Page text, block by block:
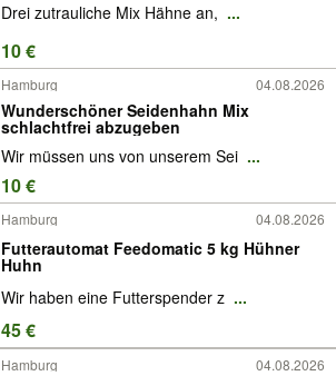
Drei zutrauliche Mix Hähne an, ...
10 €
Hamburg 04.08.2026
Wunderschöner Seidenhahn Mix
schlachtfrei abzugeben
Wir müssen uns von unserem Sei ...
10 €
Hamburg 04.08.2026
Futterautomat Feedomatic 5 kg Hühner
Huhn
Wir haben eine Futterspender z ...
45 €
Hamburg 04.08.2026